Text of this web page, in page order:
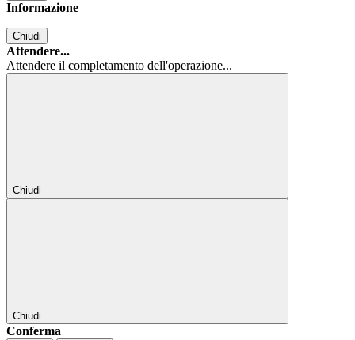
Informazione
Chiudi
Attendere...
Attendere il completamento dell'operazione...
Chiudi
Chiudi
Conferma